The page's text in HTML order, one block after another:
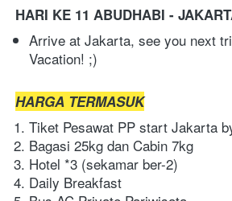
HARI KE 11 ABUDHABI -
Arrive at Jakarta, see you next
Vacation! ;)
HARGA TERMASUK
Tiket Pesawat PP start Jakarta
Bagasi 25kg dan Cabin 7kg
Hotel *3 (sekamar ber-2)
Daily Breakfast